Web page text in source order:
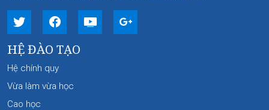
HỆ ĐÀO TẠO
Hệ chính quy
Vừa làm vừa học
Cao học